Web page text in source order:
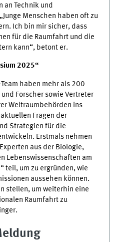
an Technik und
Menschen haben oft zu
Ich bin mir sicher, dass
für die Raumfahrt und die
kann“, betont er.
2025“
haben mehr als 200
Forscher sowie Vertreter
Weltraumbehörden ins
Fragen der
Strategien für die
Erstmals nehmen
aus der Biologie,
Lebenswissenschaften am
teil, um zu ergründen, wie
aussehen können.
stellen, um weiterhin eine
Raumfahrt zu